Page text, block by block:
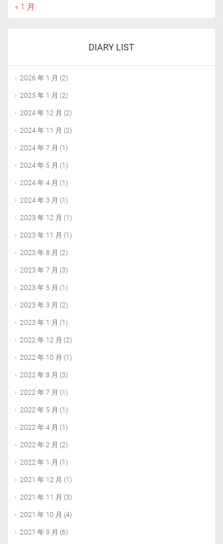
#_ix =
        #if _ix > 0:
        #    print(_ss)
#_old_node['content'] =
#_old_node['content'] =
_old_node['content'] =
_old_node['content'] =
_old_node['content'] =
for _attach_old_node in
__c_attach_find =
        mydb.commit();
        _db_wid = dbcursor.lastrowid
        if _old_node['category'] == 1:
        else:
        mydb.commit();
    print(str(e))
finally:
« 1 月
DIARY LIST
2026 年 1 月 (2)
2025 年 1 月 (2)
2024 年 12 月 (2)
2024 年 11 月 (2)
2024 年 7 月 (1)
2024 年 5 月 (1)
2024 年 4 月 (1)
2024 年 3 月 (1)
2023 年 12 月 (1)
2023 年 11 月 (1)
2023 年 8 月 (2)
2023 年 7 月 (3)
2023 年 5 月 (1)
2023 年 3 月 (2)
2023 年 1 月 (1)
2022 年 12 月 (2)
2022 年 10 月 (1)
2022 年 8 月 (3)
2022 年 7 月 (1)
2022 年 5 月 (1)
2022 年 4 月 (1)
2022 年 2 月 (2)
2022 年 1 月 (1)
2021 年 12 月 (1)
2021 年 11 月 (3)
2021 年 10 月 (4)
2021 年 9 月 (6)